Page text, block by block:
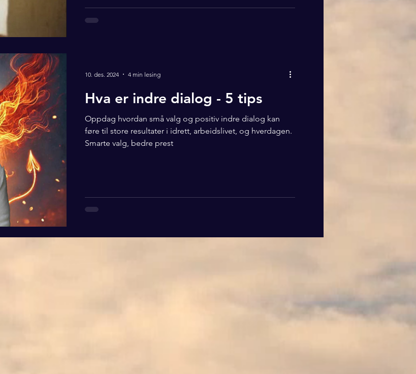
Hva er indre dialog - 5 tips
Oppdag hvordan små valg og positiv indre dialog kan
føre til store resultater i idrett, arbeidslivet, og hverdagen.
Smarte valg, bedre prest
10. des. 2024 4 min lesing